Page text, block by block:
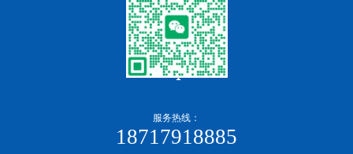
服务热线：
18717918885